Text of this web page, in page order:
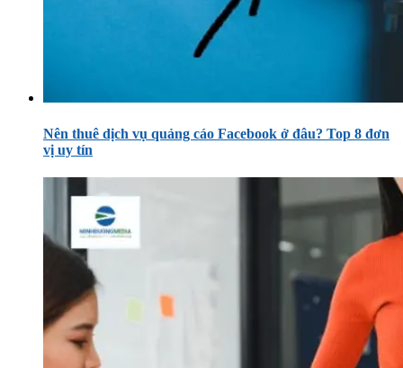
Nên thuê dịch vụ quảng cáo Facebook ở đâu? Top 8 đơn
vị uy tín